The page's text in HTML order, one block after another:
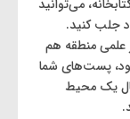
می‌توانید
جلب کنید.
علمی منطقه هم
پست‌های شما
یک محیط